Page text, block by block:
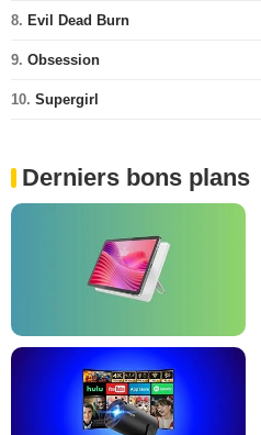
8. Evil Dead Burn
9. Obsession
10. Supergirl
Derniers bons plans